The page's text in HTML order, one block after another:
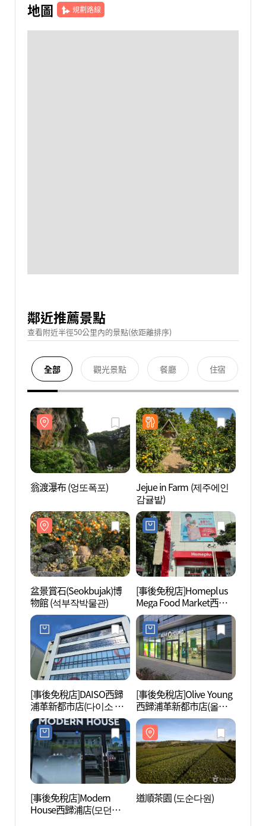
地圖 規劃路線
鄰近推薦景點
查看附近半徑50公里內的景點(依距離排序)
全部 觀光景點 餐廳 住宿
翁渡瀑布 (엉또폭포)
Jejue in Farm (제주에인
감귤밭)
盆景賞石(Seokbujak)博
物館 (석부작박물관)
[事後免稅店]Homeplus
Mega Food Market西歸
浦店(홈플러스 메가푸드
마켓 서귀포점)
[事後免稅店]DAISO西歸
浦革新都市店(다이소 서
귀포혁신도시점)
[事後免稅店]Olive Young
西歸浦革新都市店(올리
브영 서귀포혁신도시점)
[事後免稅店]Modern
House西歸浦店(모던하우
道順茶園 (도순다원)